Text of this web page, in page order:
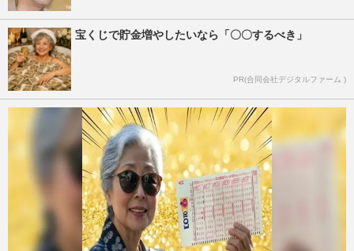
宝くじで貯金増やしたいなら「〇〇するべき」
PR(合同会社デジタルファーム )